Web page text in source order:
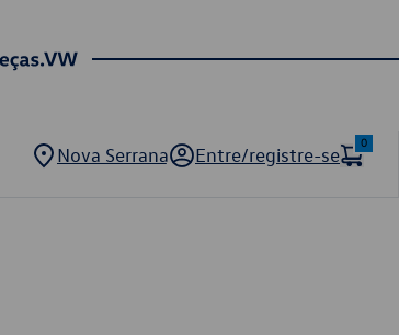
Nova Serrana Entre/registre-se
0